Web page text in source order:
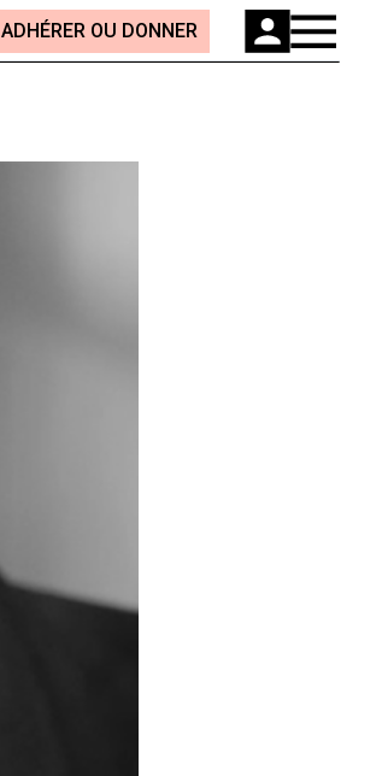
ADHÉRER OU DONNER